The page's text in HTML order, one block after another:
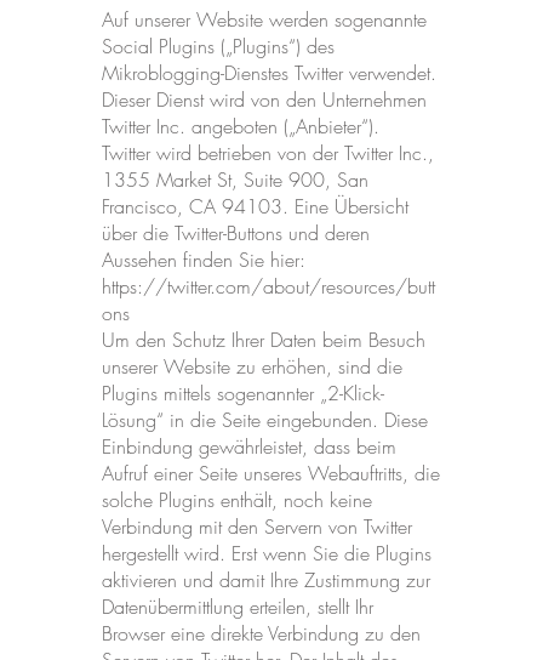
Auf unserer Website werden sogenannte
Social Plugins („Plugins“) des
Mikroblogging-Dienstes Twitter verwendet.
Dieser Dienst wird von den Unternehmen
Twitter Inc. angeboten („Anbieter“).
Twitter wird betrieben von der Twitter Inc.,
1355 Market St, Suite 900, San
Francisco, CA 94103. Eine Übersicht
über die Twitter-Buttons und deren
Aussehen finden Sie hier:
https://twitter.com/about/resources/butt
ons
Um den Schutz Ihrer Daten beim Besuch
unserer Website zu erhöhen, sind die
Plugins mittels sogenannter „2-Klick-
Lösung“ in die Seite eingebunden. Diese
Einbindung gewährleistet, dass beim
Aufruf einer Seite unseres Webauftritts, die
solche Plugins enthält, noch keine
Verbindung mit den Servern von Twitter
hergestellt wird. Erst wenn Sie die Plugins
aktivieren und damit Ihre Zustimmung zur
Datenübermittlung erteilen, stellt Ihr
Browser eine direkte Verbindung zu den